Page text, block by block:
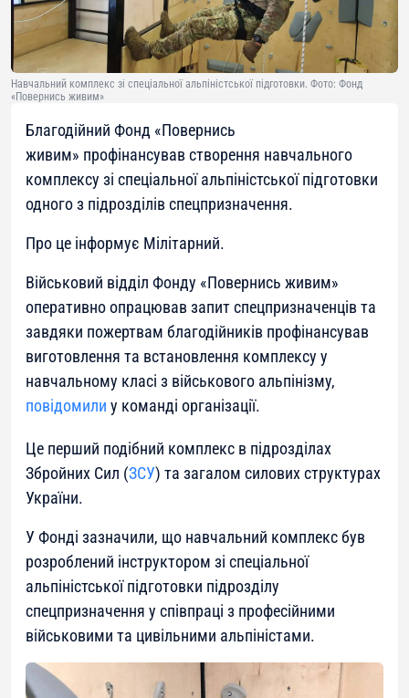
Навчальний комплекс зі спеціальної альпіністської підготовки. Фото: Фонд
«Повернись живим»
Благодійний Фонд «Повернись
живим» профінансував створення навчального
комплексу зі спеціальної альпіністської підготовки
одного з підрозділів спецпризначення.
Про це інформує Мілітарний.
Військовий відділ Фонду «Повернись живим»
оперативно опрацював запит спецпризначенців та
завдяки пожертвам благодійників профінансував
виготовлення та встановлення комплексу у
навчальному класі з військового альпінізму,
повідомили у команді організації.
Це перший подібний комплекс в підрозділах
Збройних Сил (ЗСУ) та загалом силових структурах
України.
У Фонді зазначили, що навчальний комплекс був
розроблений інструктором зі спеціальної
альпіністської підготовки підрозділу
спецпризначення у співпраці з професійними
військовими та цивільними альпіністами.